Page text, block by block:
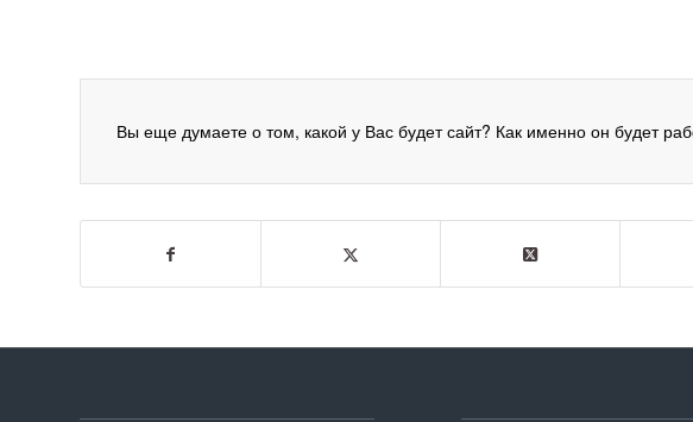
Вы еще думаете о том, какой у Вас будет сайт? Как именно он будет